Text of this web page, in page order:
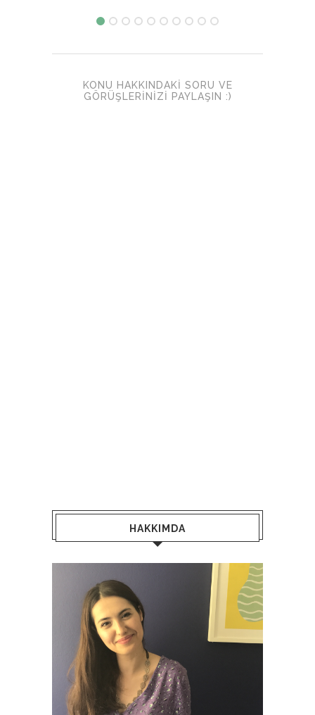
KONU HAKKINDAKI SORU VE
GÖRÜŞLERINIZI PAYLAŞIN :)
HAKKIMDA